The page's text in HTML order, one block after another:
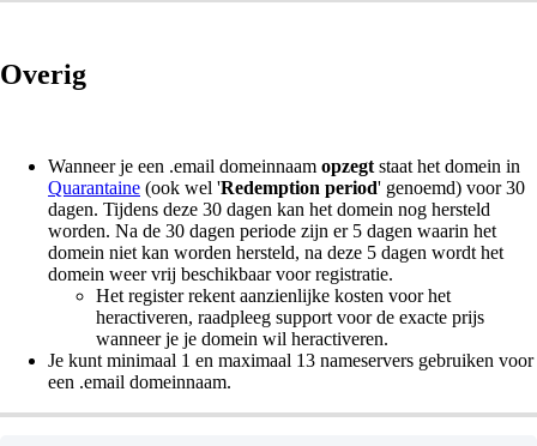
Overig
Wanneer je een .email domeinnaam opzegt staat het domein in
Quarantaine (ook wel 'Redemption period' genoemd) voor 30
dagen. Tijdens deze 30 dagen kan het domein nog hersteld
worden. Na de 30 dagen periode zijn er 5 dagen waarin het
domein niet kan worden hersteld, na deze 5 dagen wordt het
domein weer vrij beschikbaar voor registratie.
Het register rekent aanzienlijke kosten voor het
heractiveren, raadpleeg support voor de exacte prijs
wanneer je je domein wil heractiveren.
Je kunt minimaal 1 en maximaal 13 nameservers gebruiken voor
een .email domeinnaam.